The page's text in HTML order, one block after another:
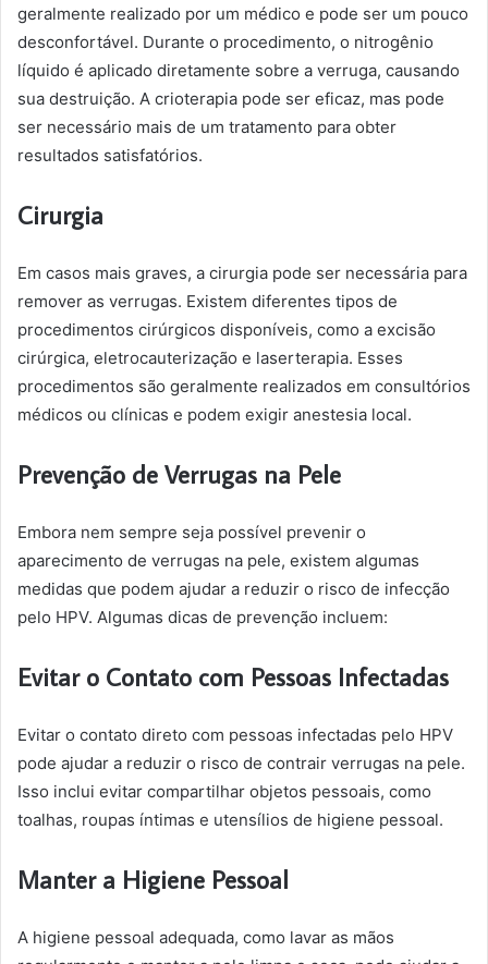
geralmente realizado por um médico e pode ser um pouco
desconfortável. Durante o procedimento, o nitrogênio
líquido é aplicado diretamente sobre a verruga, causando
sua destruição. A crioterapia pode ser eficaz, mas pode
ser necessário mais de um tratamento para obter
resultados satisfatórios.
Cirurgia
Em casos mais graves, a cirurgia pode ser necessária para
remover as verrugas. Existem diferentes tipos de
procedimentos cirúrgicos disponíveis, como a excisão
cirúrgica, eletrocauterização e laserterapia. Esses
procedimentos são geralmente realizados em consultórios
médicos ou clínicas e podem exigir anestesia local.
Prevenção de Verrugas na Pele
Embora nem sempre seja possível prevenir o
aparecimento de verrugas na pele, existem algumas
medidas que podem ajudar a reduzir o risco de infecção
pelo HPV. Algumas dicas de prevenção incluem:
Evitar o Contato com Pessoas Infectadas
Evitar o contato direto com pessoas infectadas pelo HPV
pode ajudar a reduzir o risco de contrair verrugas na pele.
Isso inclui evitar compartilhar objetos pessoais, como
toalhas, roupas íntimas e utensílios de higiene pessoal.
Manter a Higiene Pessoal
A higiene pessoal adequada, como lavar as mãos